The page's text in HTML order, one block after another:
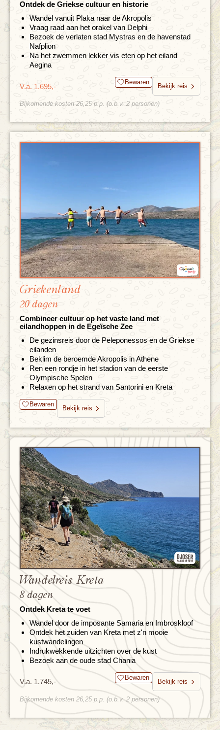
Ontdek de Griekse cultuur en historie
Wandel vanuit Plaka naar de Akropolis
Vraag raad aan het orakel van Delphi
Bezoek de verlaten stad Mystras en de havenstad
Nafplion
Na het zwemmen lekker vis eten op het eiland
Aegina
V.a. 1.695,- Bewaren
Bekijk reis
Bijkomende kosten 26,25 p.p. (o.b.v. 2 personen)
Griekenland
20 dagen
Combineer cultuur op het vaste land met
eilandhoppen in de Egeïsche Zee
De gezinsreis door de Peleponessos en de Griekse
eilanden
Beklim de beroemde Akropolis in Athene
Ren een rondje in het stadion van de eerste
Olympische Spelen
Relaxen op het strand van Santorini en Kreta
Bewaren
Bekijk reis
Wandelreis Kreta
8 dagen
Ontdek Kreta te voet
Wandel door de imposante Samaria en Imbroskloof
Ontdek het zuiden van Kreta met z'n mooie
kustwandelingen
Indrukwekkende uitzichten over de kust
Bezoek aan de oude stad Chania
V.a. 1.745,- Bewaren
Bekijk reis
Bijkomende kosten 26,25 p.p. (o.b.v. 2 personen)